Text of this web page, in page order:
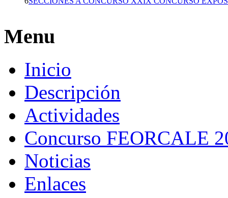
Menu
Inicio
Descripción
Actividades
Concurso FEORCALE
Noticias
Enlaces